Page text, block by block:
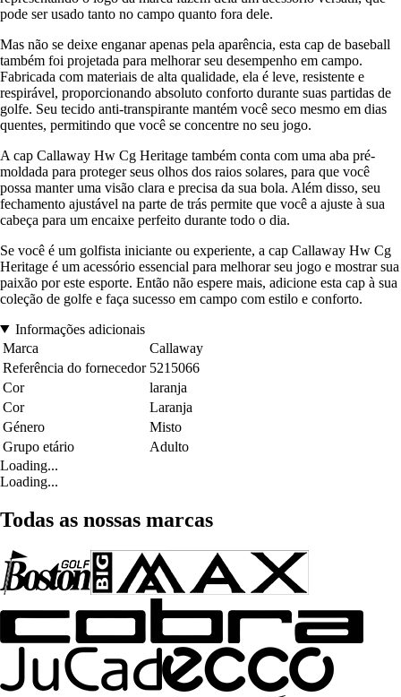
pode ser usado tanto no campo quanto fora dele.
Mas não se deixe enganar apenas pela aparência, esta cap de baseball
também foi projetada para melhorar seu desempenho em campo.
Fabricada com materiais de alta qualidade, ela é leve, resistente e
respirável, proporcionando absoluto conforto durante suas partidas de
golfe. Seu tecido anti-transpirante mantém você seco mesmo em dias
quentes, permitindo que você se concentre no seu jogo.
A cap Callaway Hw Cg Heritage também conta com uma aba pré-
moldada para proteger seus olhos dos raios solares, para que você
possa manter uma visão clara e precisa da sua bola. Além disso, seu
fechamento ajustável na parte de trás permite que você a ajuste à sua
cabeça para um encaixe perfeito durante todo o dia.
Se você é um golfista iniciante ou experiente, a cap Callaway Hw Cg
Heritage é um acessório essencial para melhorar seu jogo e mostrar sua
paixão por este esporte. Então não espere mais, adicione esta cap à sua
coleção de golfe e faça sucesso em campo com estilo e conforto.
Informações adicionais
Marca
Callaway
Referência do fornecedor 5215066
Cor
laranja
Cor
Laranja
Género
Misto
Grupo etário
Adulto
Loading...
Loading...
Todas as nossas marcas